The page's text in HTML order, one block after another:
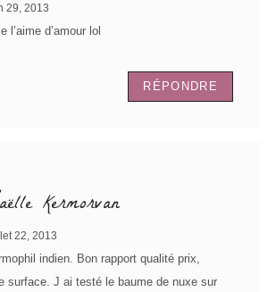
29, 2013
l’aime d’amour lol
RÉPONDRE
Kermorvan
22, 2013
indien. Bon rapport qualité prix,
surface. J ai testé le baume de nuxe sur